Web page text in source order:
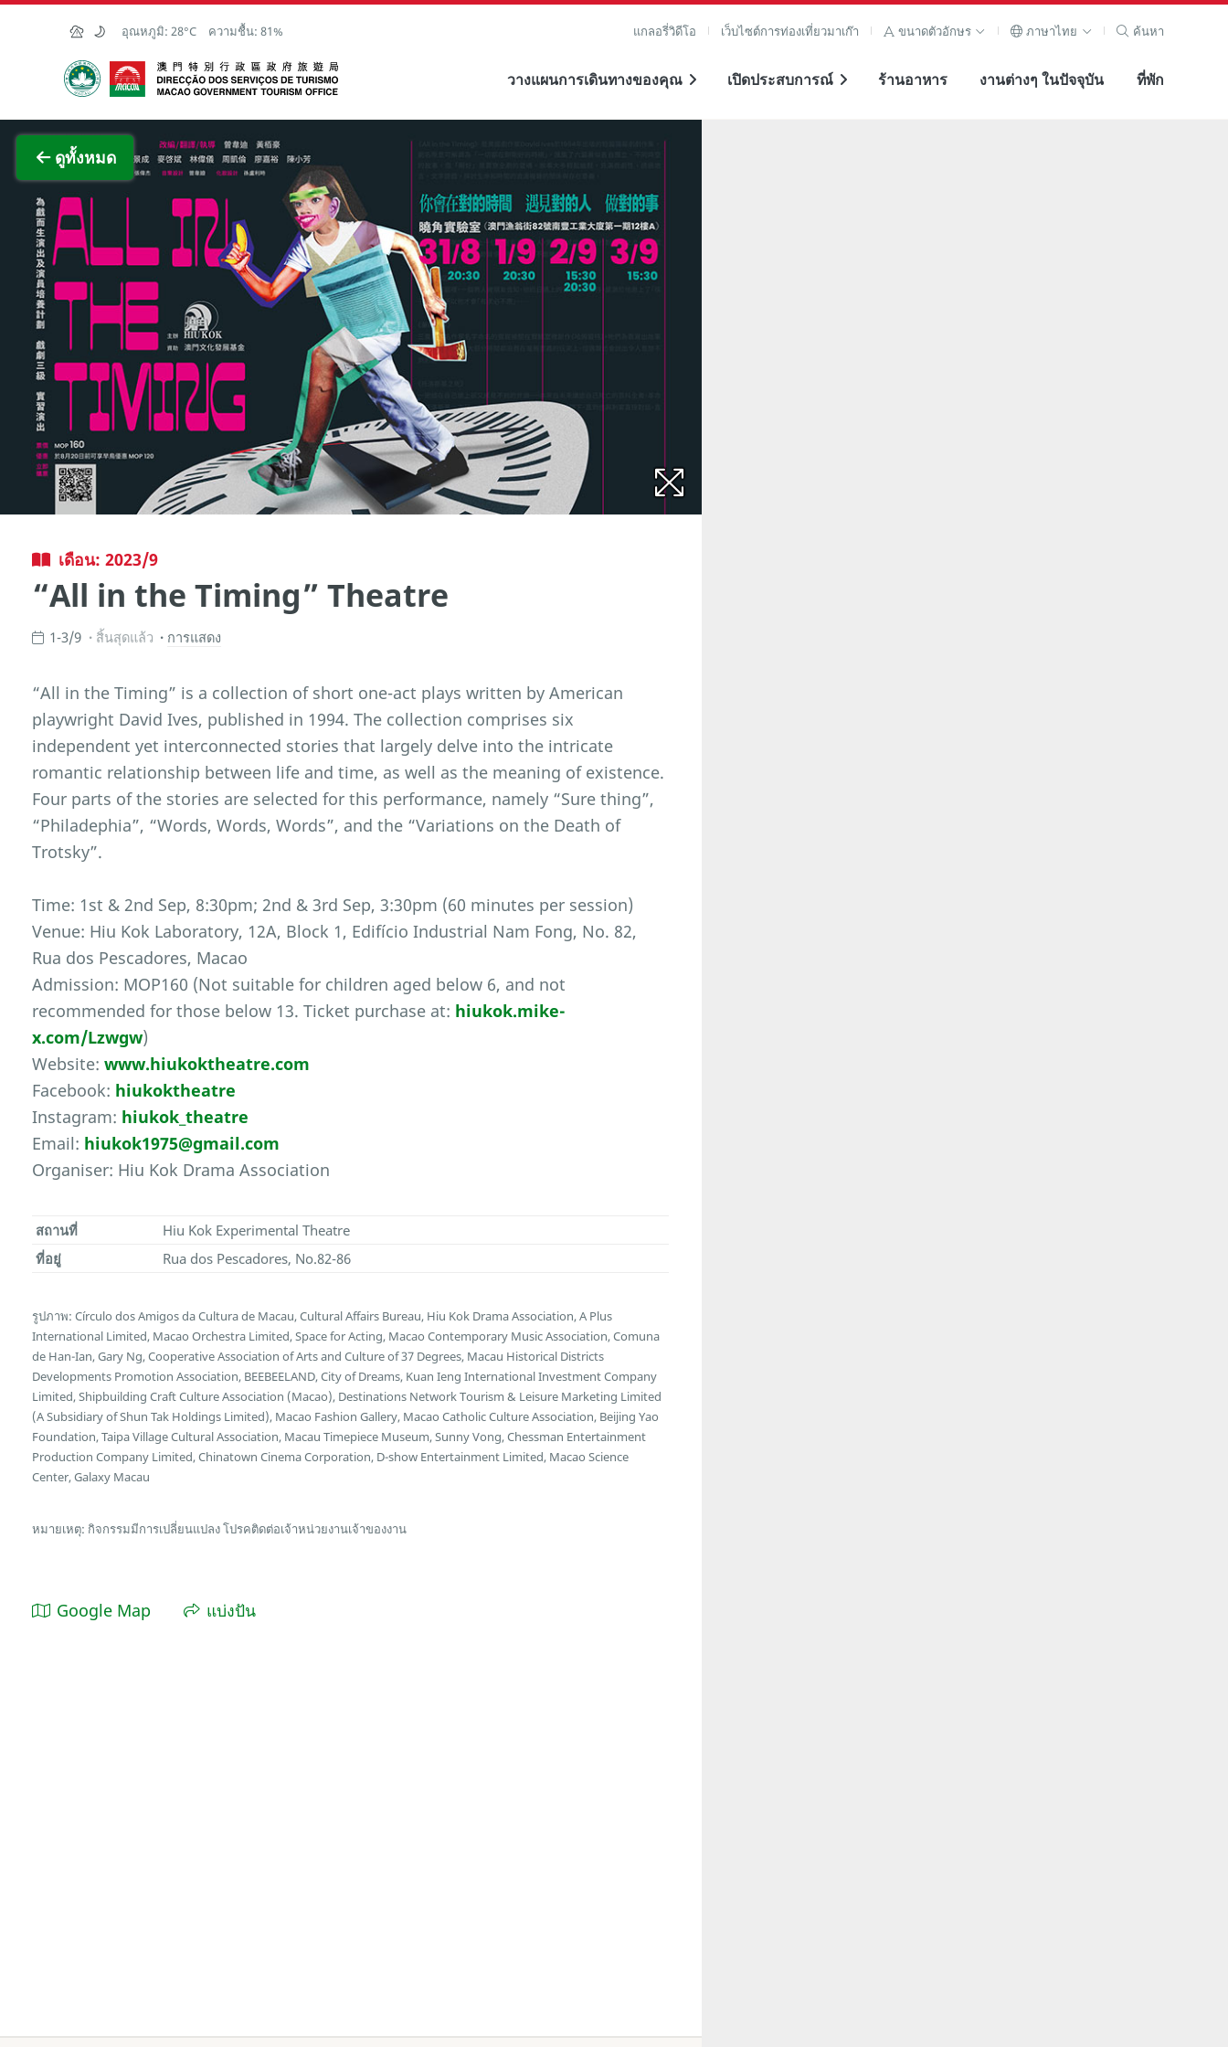
Skip to Main Content
อุณหภูมิ: 28°C ความชื้น: 81% แกลอรี่วิดีโอ เว็บไซต์การท่องเที่ยวมาเก๊า ขนาดตัวอักษร ภาษาไทย ค้นหา
สำนักงานการท่องเที่ยวของรัฐบาลมาเก๊า
วางแผนการเดินทางของคุณ เปิดประสบการณ์ ร้านอาหาร งานต่างๆ ในปัจจุบัน ที่พัก
ดูทั้งหมด
เดือน: 2023/9
“All in the Timing” Theatre
1-3/9 สิ้นสุดแล้ว การแสดง
“All in the Timing” is a collection of short one-act plays written by American
playwright David Ives, published in 1994. The collection comprises six
independent yet interconnected stories that largely delve into the intricate
romantic relationship between life and time, as well as the meaning of existence.
Four parts of the stories are selected for this performance, namely “Sure thing”,
“Philadephia”, “Words, Words, Words”, and the “Variations on the Death of
Trotsky”.
Time: 1st & 2nd Sep, 8:30pm; 2nd & 3rd Sep, 3:30pm (60 minutes per session)
Venue: Hiu Kok Laboratory, 12A, Block 1, Edifício Industrial Nam Fong, No. 82,
Rua dos Pescadores, Macao
Admission: MOP160 (Not suitable for children aged below 6, and not
recommended for those below 13. Ticket purchase at: hiukok.mike-
x.com/Lzwgw)
Website:www.hiukoktheatre.com
Facebook: hiukoktheatre
Instagram: hiukok_theatre
Email: hiukok1975@gmail.com
Organiser: Hiu Kok Drama Association
สถานที่
Hiu Kok Experimental Theatre
ที่อยู่
Rua dos Pescadores, No.82-86
รูปภาพ: Círculo dos Amigos da Cultura de Macau, Cultural Affairs Bureau, Hiu Kok Drama Association, A Plus
International Limited, Macao Orchestra Limited, Space for Acting, Macao Contemporary Music Association, Comuna
de Han-Ian, Gary Ng, Cooperative Association of Arts and Culture of 37 Degrees, Macau Historical Districts
Developments Promotion Association, BEEBEELAND, City of Dreams, Kuan Ieng International Investment Company
Limited, Shipbuilding Craft Culture Association (Macao), Destinations Network Tourism & Leisure Marketing Limited
(A Subsidiary of Shun Tak Holdings Limited), Macao Fashion Gallery, Macao Catholic Culture Association, Beijing Yao
Foundation, Taipa Village Cultural Association, Macau Timepiece Museum, Sunny Vong, Chessman Entertainment
Production Company Limited, Chinatown Cinema Corporation, D-show Entertainment Limited, Macao Science
Center, Galaxy Macau
หมายเหตุ: กิจกรรมมีการเปลี่ยนแปลง โปรคติดต่อเจ้าหน่วยงานเจ้าของงาน
Google Map แบ่งปัน